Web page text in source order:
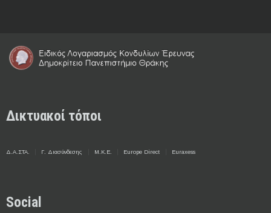
Δικτυακοί τόποι
Δ.Α.ΣΤΑ. Γ. Διασύνδεσης Μ.Κ.Ε. Europe Direct Euraxess
Social